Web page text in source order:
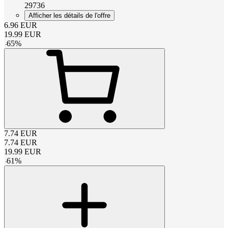
29736
Afficher les détails de l'offre
6.96 EUR
19.99 EUR
-65%
7.74 EUR
7.74 EUR
19.99 EUR
-61%